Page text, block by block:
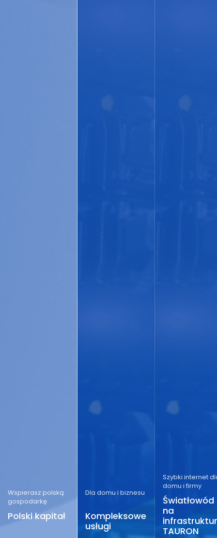
Wspierasz polską
gospodarkę
Polski kapitał
Dla domu i biznesu
Kompleksowe
usługi
Szybki internet
domu i firmy
Światłowód
na
TAURON